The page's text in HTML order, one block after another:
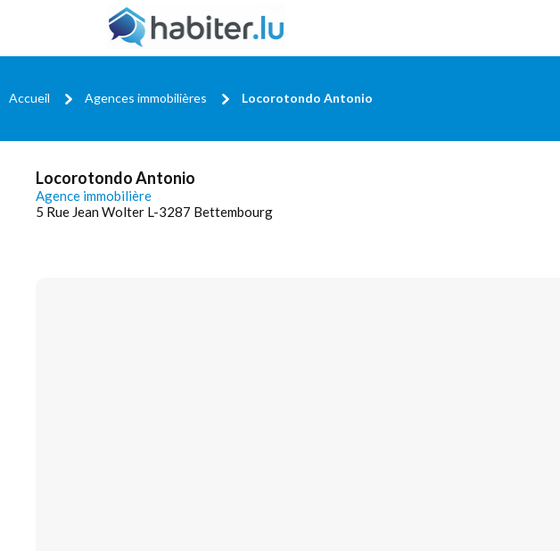
Accueil Agences immobilières Locorotondo Antonio
Locorotondo Antonio
Agence immobilière
5 Rue Jean Wolter L-3287 Bettembourg